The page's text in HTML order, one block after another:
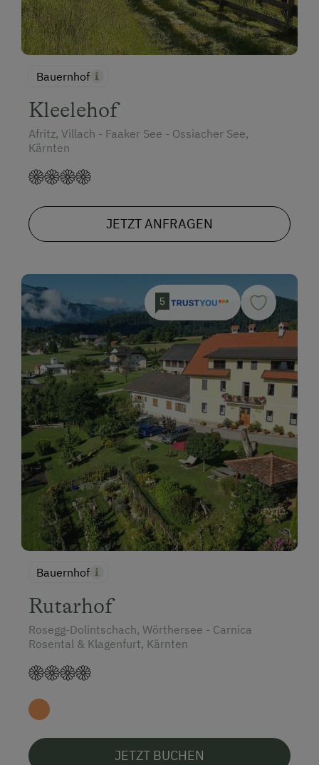
Bauernhof
Kleelehof
Afritz, Villach - Faaker See - Ossiacher See,
Kärnten
JETZT ANFRAGEN
5
Bauernhof
Rutarhof
Rosegg-Dolintschach, Wörthersee - Carnica
Rosental & Klagenfurt, Kärnten
JETZT BUCHEN